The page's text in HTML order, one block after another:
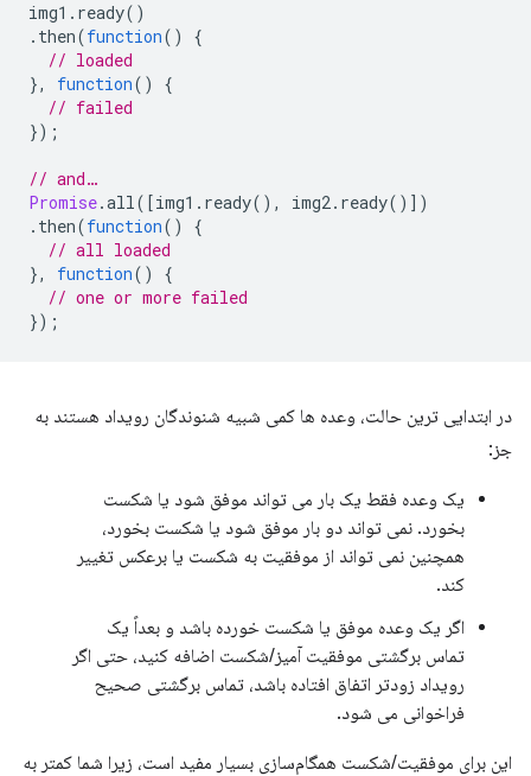
img1 . ready()
. then(function()
{
// loaded
},
function()
{
// failed
});
// and…
Promise.all([img1 . ready(), img2. ready()])
. then(function()
{
// all loaded
},
function()
{
// one or more failed
});
در ابتدایی ترین حالت، وعده ها کمی شبیه شنوندگان رویداد هستند به
جز:
یک وعده فقط یک بار می تواند موفق شود یا شکست
بخورد. نمی تواند دو بار موفق شود یا شکست بخورد،
همچنین نمی تواند از موفقیت به شکست یا برعکس تغییر
کند.
اگر یک وعده موفق یا شکست خورده باشد و بعداً یک
تماس برگشتی موفقیت آمیز/شکست اضافه کنید، حتی اگر
رویداد زودتر اتفاق افتاده باشد، تماس برگشتی صحیح
فراخوانی می شود.
این برای موفقیت/شکست همگام‌سازی بسیار مفید است، زیرا شما کمتر به